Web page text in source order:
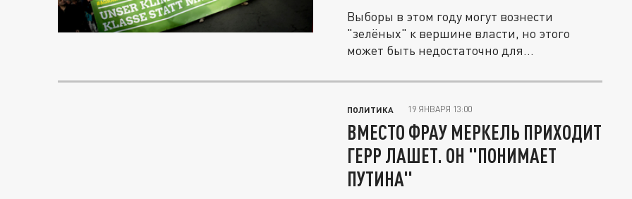
Выборы в этом году могут вознести
"зелёных" к вершине власти, но этого
может быть недостаточно для
ПОЛИТИКА 19 ЯНВАРЯ 13:00
ВМЕСТО ФРАУ МЕРКЕЛЬ ПРИХОДИТ
ГЕРР ЛАШЕТ. ОН "ПОНИМАЕТ
ПУТИНА"